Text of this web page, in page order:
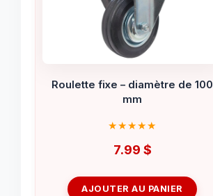
Roulette fixe – diamètre de 100
mm
7.99 $
AJOUTER AU PANIER